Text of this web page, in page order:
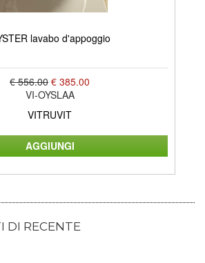
lavabo d'appoggio
€ 556.00 € 385.00
VI-OYSLAA
VITRUVIT
DI RECENTE